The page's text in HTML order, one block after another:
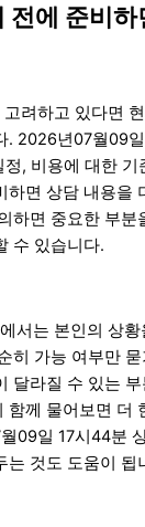
전에 준비
려하고 있다면
. 2026년07월09
, 비용에 대한
하면 상담 내용을
하면 중요한 부분
수 있습니다.
서는 본인의 상
히 가능 여부만
달라질 수 있는
함께 물어보면 더
09일 17시44분
는 것도 도움이 됩